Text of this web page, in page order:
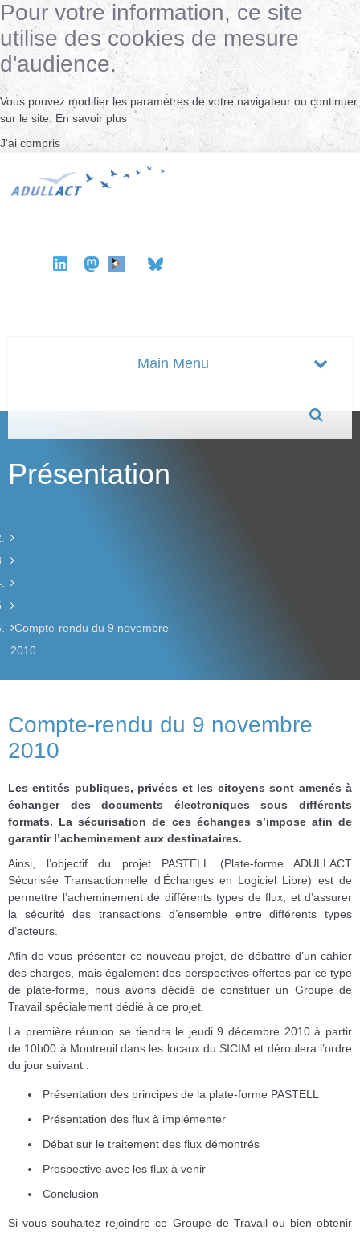
Pour votre information, ce site
utilise des cookies de mesure
d'audience.
Vous pouvez modifier les paramètres de votre navigateur ou continuer
sur le site. En savoir plus
J'ai compris
Présentation
Compte-rendu du 9 novembre
2010
Compte-rendu du 9 novembre
2010
Les entités publiques, privées et les citoyens sont amenés à
échanger des documents électroniques sous différents
formats. La sécurisation de ces échanges s’impose afin de
garantir l’acheminement aux destinataires.
Ainsi, l’objectif du projet PASTELL (Plate-forme ADULLACT
Sécurisée Transactionnelle d’Échanges en Logiciel Libre) est de
permettre l’acheminement de différents types de flux, et d’assurer
la sécurité des transactions d’ensemble entre différents types
d’acteurs.
Afin de vous présenter ce nouveau projet, de débattre d’un cahier
des charges, mais également des perspectives offertes par ce type
de plate-forme, nous avons décidé de constituer un Groupe de
Travail spécialement dédié à ce projet.
La première réunion se tiendra le jeudi 9 décembre 2010 à partir
de 10h00 à Montreuil dans les locaux du SICIM et déroulera l’ordre
du jour suivant :
Présentation des principes de la plate-forme PASTELL
Présentation des flux à implémenter
Débat sur le traitement des flux démontrés
Prospective avec les flux à venir
Conclusion
Si vous souhaitez rejoindre ce Groupe de Travail ou bien obtenir